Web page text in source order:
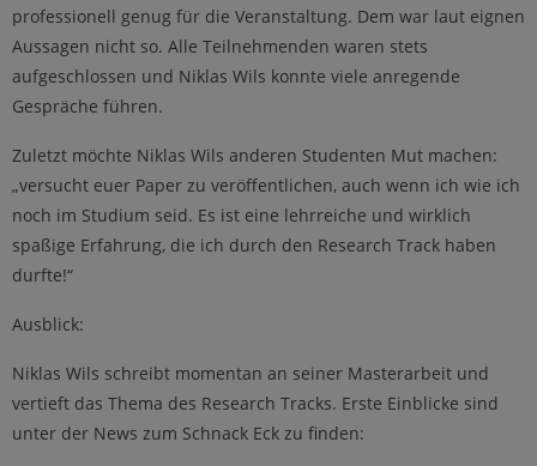
professionell genug für die Veranstaltung. Dem war laut eignen
Aussagen nicht so. Alle Teilnehmenden waren stets
aufgeschlossen und Niklas Wils konnte viele anregende
Gespräche führen.
Zuletzt möchte Niklas Wils anderen Studenten Mut machen:
„versucht euer Paper zu veröffentlichen, auch wenn ich wie ich
noch im Studium seid. Es ist eine lehrreiche und wirklich
spaßige Erfahrung, die ich durch den Research Track haben
durfte!“
Ausblick:
Niklas Wils schreibt momentan an seiner Masterarbeit und
vertieft das Thema des Research Tracks. Erste Einblicke sind
unter der News zum Schnack Eck zu finden: